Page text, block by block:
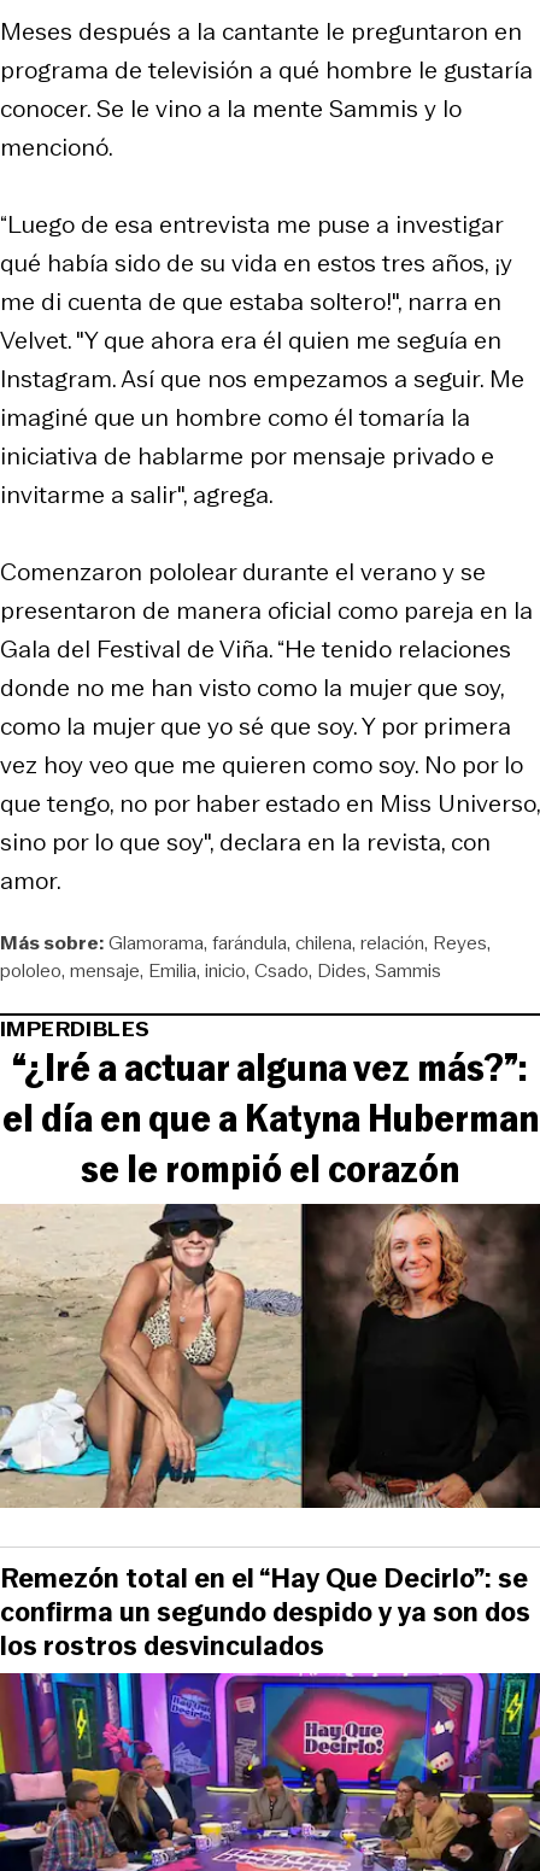
Meses después a la cantante le preguntaron en
programa de televisión a qué hombre le gustaría
conocer. Se le vino a la mente Sammis y lo
mencionó.
“Luego de esa entrevista me puse a investigar
qué había sido de su vida en estos tres años, ¡y
me di cuenta de que estaba soltero!", narra en
Velvet. "Y que ahora era él quien me seguía en
Instagram. Así que nos empezamos a seguir. Me
imaginé que un hombre como él tomaría la
iniciativa de hablarme por mensaje privado e
invitarme a salir", agrega.
Comenzaron pololear durante el verano y se
presentaron de manera oficial como pareja en la
Gala del Festival de Viña. “He tenido relaciones
donde no me han visto como la mujer que soy,
como la mujer que yo sé que soy. Y por primera
vez hoy veo que me quieren como soy. No por lo
que tengo, no por haber estado en Miss Universo,
sino por lo que soy", declara en la revista, con
amor.
Más sobre:Glamorama farándula chilena relación Reyes
pololeo mensaje Emilia inicio Csado Dides Sammis
IMPERDIBLES
“¿Iré a actuar alguna vez más?”:
el día en que a Katyna Huberman
se le rompió el corazón
Remezón total en el “Hay Que Decirlo”: se
confirma un segundo despido y ya son dos
los rostros desvinculados